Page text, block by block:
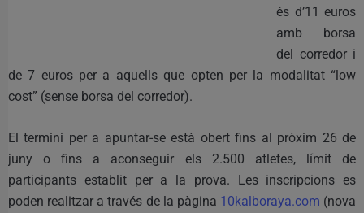
és d’11 euros
amb borsa
del corredor i
de 7 euros per a aquells que opten per la modalitat “low
cost” (sense borsa del corredor).
El termini per a apuntar-se està obert fins al pròxim 26 de
juny o fins a aconseguir els 2.500 atletes, límit de
participants establit per a la prova. Les inscripcions es
poden realitzar a través de la pàgina 10kalboraya.com (nova